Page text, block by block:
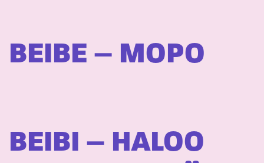
BEIBE – MOPO
BEIBI – HALOO